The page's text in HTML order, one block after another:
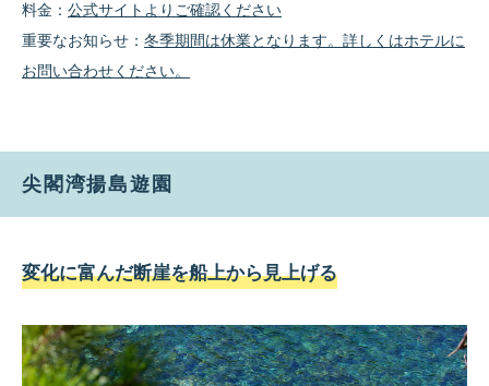
料金： 公式サイトよりご確認ください
重要なお知らせ： 冬季期間は休業となります。詳しくはホテルに
お問い合わせください。
尖閣湾揚島遊園
変化に富んだ断崖を船上から見上げる